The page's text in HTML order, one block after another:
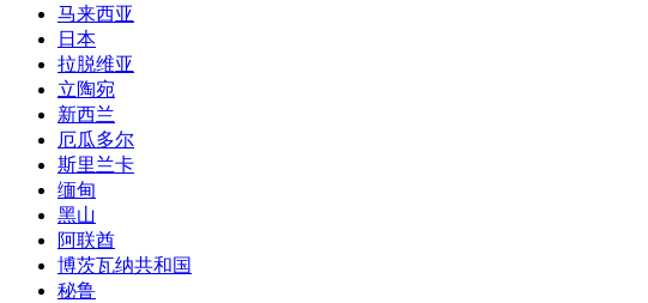
马来西亚
日本
拉脱维亚
立陶宛
新西兰
厄瓜多尔
斯里兰卡
缅甸
黑山
阿联酋
博茨瓦纳共和国
秘鲁